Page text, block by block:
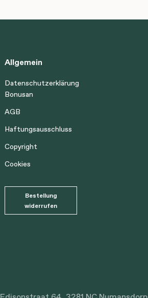
Allgemein
Datenschutzerklärung
Bonusan
AGB
Haftungsausschluss
Copyright
Cookies
Bestellung
widerrufen